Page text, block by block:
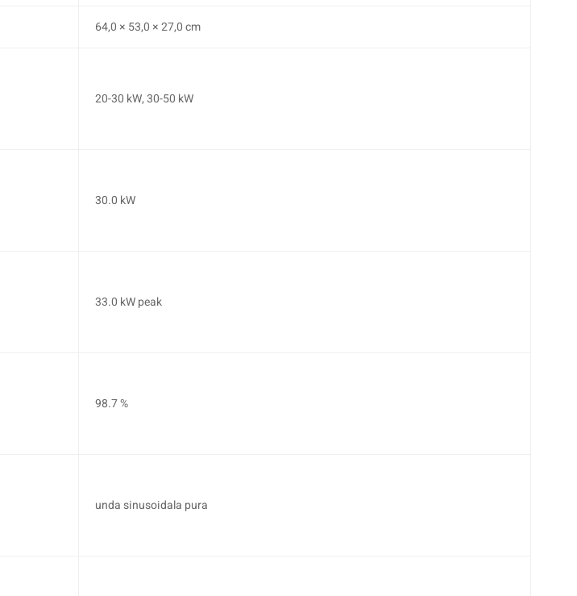
64,0 × 53,0 × 27,0 cm
20-30 kW, 30-50 kW
30.0 kW
33.0 kW peak
98.7 %
unda sinusoidala pura